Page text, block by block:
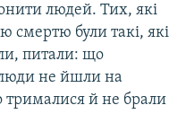
людей. Тих, які
смертю були такі, які
питали: що
люди не йшли на
трималися й не брали